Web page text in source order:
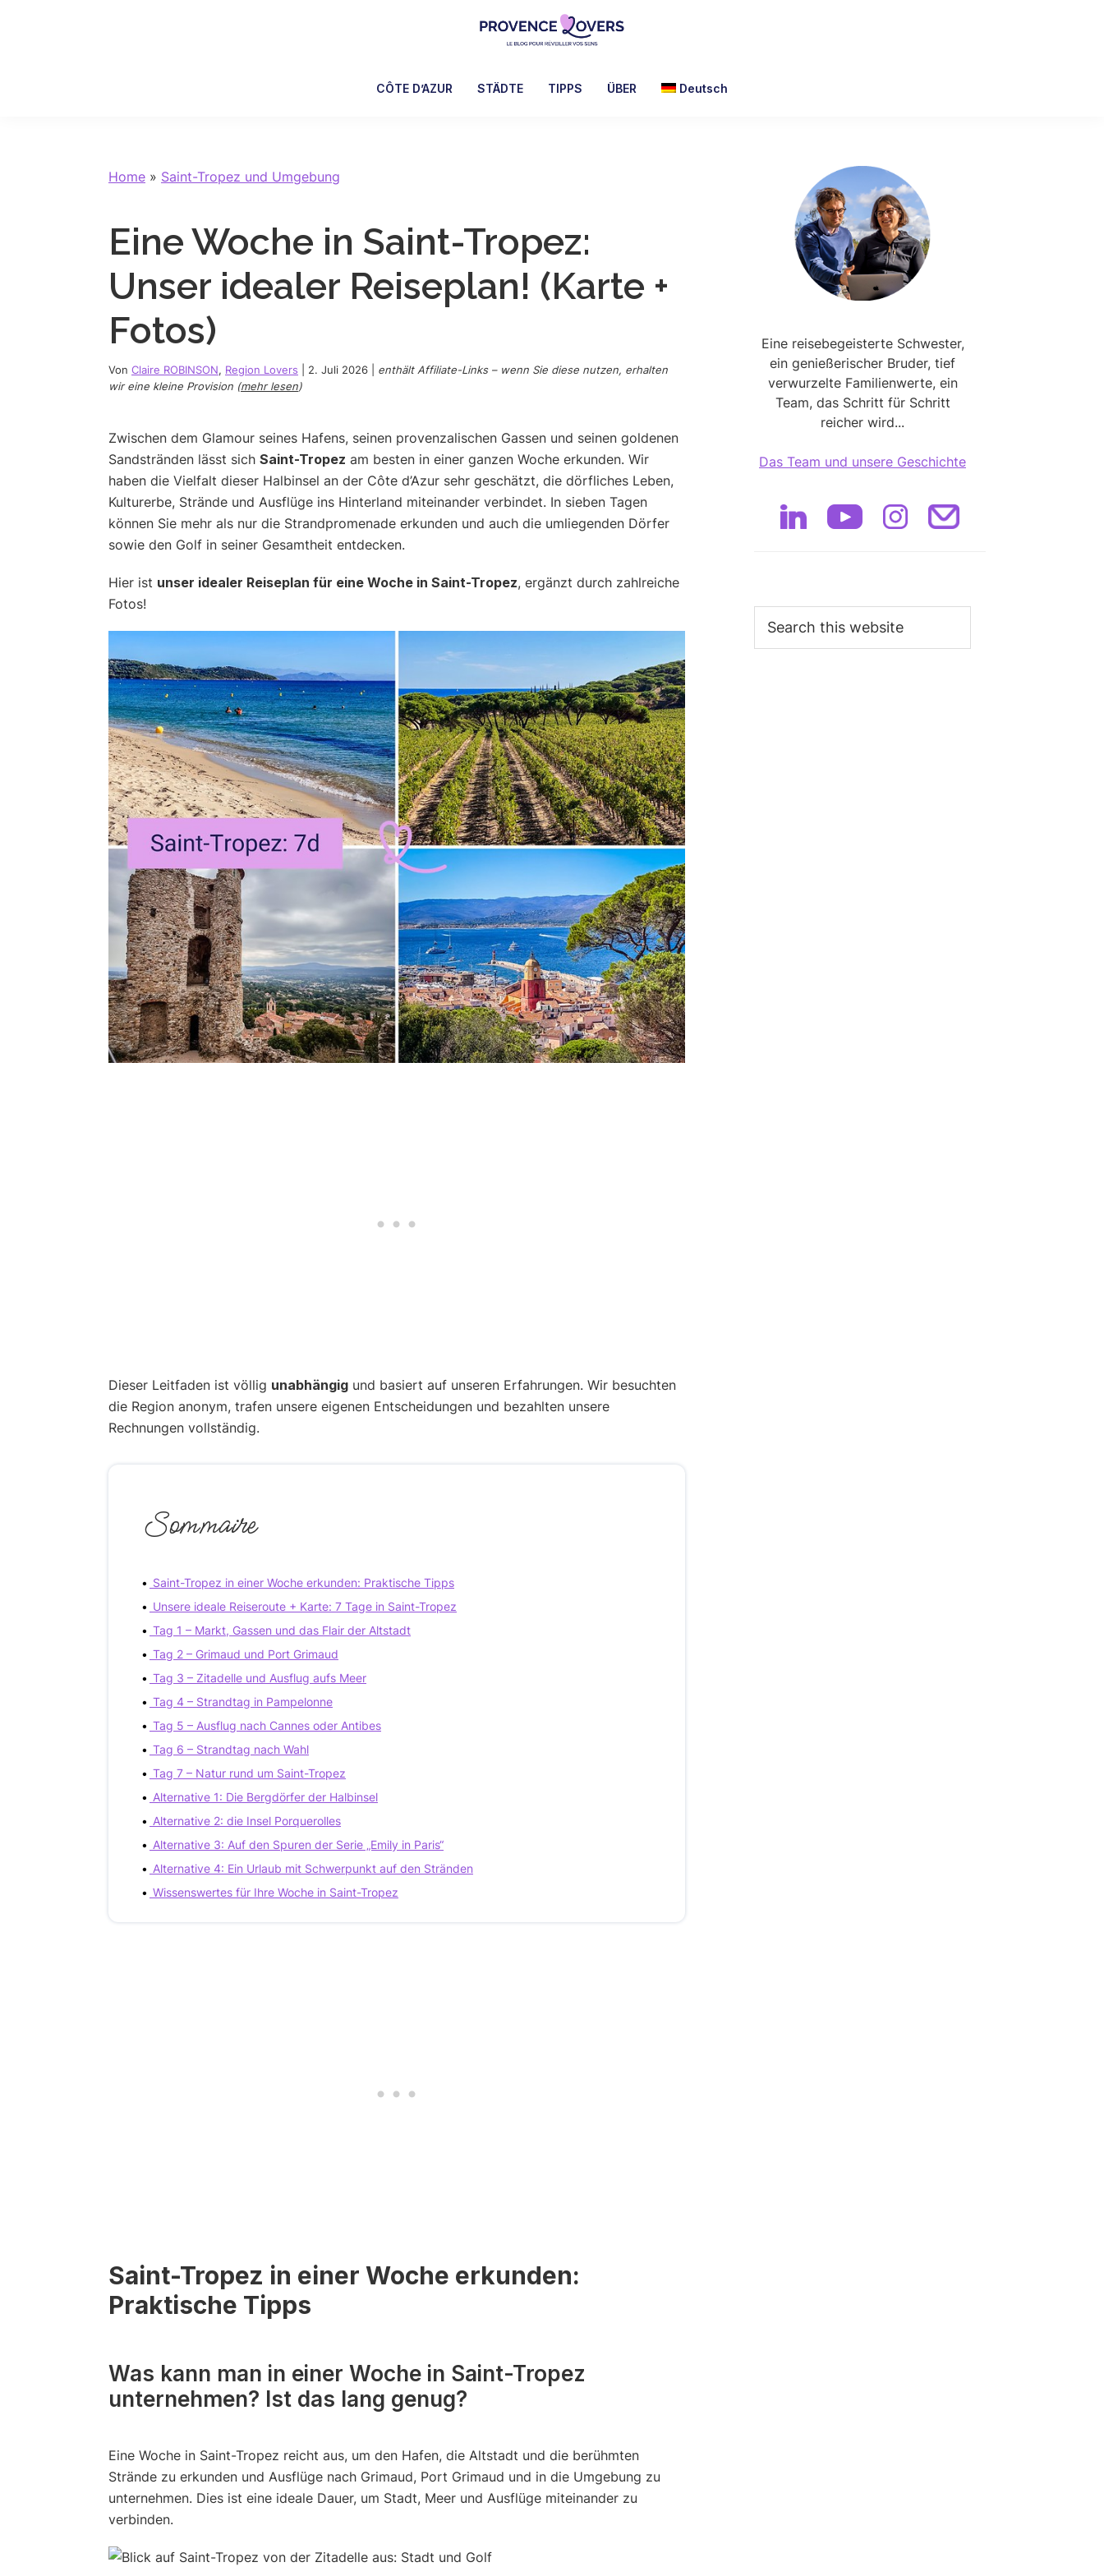
Lovers
Ihre
-
Le
blog
de
Manu
CÔTE D’AZUR STÄDTE TIPPS ÜBER Deutsch
Home » Saint-Tropez und Umgebung
Eine Woche in Saint-Tropez:
Unser idealer Reiseplan! (Karte +
Fotos)
Von Claire ROBINSON, Region Lovers 2. Juli 2026
enthält Affiliate-Links – wenn Sie diese nutzen, erhalten
wir eine kleine Provision (mehr lesen)
Zwischen dem Glamour seines Hafens, seinen provenzalischen Gassen und seinen goldenen
Sandstränden lässt sich Saint-Tropez am besten in einer ganzen Woche erkunden. Wir
haben die Vielfalt dieser Halbinsel an der Côte d’Azur sehr geschätzt, die dörfliches Leben,
Kulturerbe, Strände und Ausflüge ins Hinterland miteinander verbindet. In sieben Tagen
können Sie mehr als nur die Strandpromenade erkunden und auch die umliegenden Dörfer
sowie den Golf in seiner Gesamtheit entdecken.
Hier ist unser idealer Reiseplan für eine Woche in Saint-Tropez, ergänzt durch zahlreiche
Fotos!
Dieser Leitfaden ist völlig unabhängig und basiert auf unseren Erfahrungen. Wir besuchten
die Region anonym, trafen unsere eigenen Entscheidungen und bezahlten unsere
Rechnungen vollständig.
Sommaire
Saint-Tropez in einer Woche erkunden: Praktische Tipps
Unsere ideale Reiseroute + Karte: 7 Tage in Saint-Tropez
Tag 1 – Markt, Gassen und das Flair der Altstadt
Tag 2 – Grimaud und Port Grimaud
Tag 3 – Zitadelle und Ausflug aufs Meer
Tag 4 – Strandtag in Pampelonne
Tag 5 – Ausflug nach Cannes oder Antibes
Tag 6 – Strandtag nach Wahl
Tag 7 – Natur rund um Saint-Tropez
Alternative 1: Die Bergdörfer der Halbinsel
Alternative 2: die Insel Porquerolles
Alternative 3: Auf den Spuren der Serie „Emily in Paris“
Alternative 4: Ein Urlaub mit Schwerpunkt auf den Stränden
Wissenswertes für Ihre Woche in Saint-Tropez
Saint-Tropez in einer Woche erkunden:
Praktische Tipps
Was kann man in einer Woche in Saint-Tropez
unternehmen? Ist das lang genug?
Eine Woche in Saint-Tropez reicht aus, um den Hafen, die Altstadt und die berühmten
Strände zu erkunden und Ausflüge nach Grimaud, Port Grimaud und in die Umgebung zu
unternehmen. Dies ist eine ideale Dauer, um Stadt, Meer und Ausflüge miteinander zu
verbinden.
Primary
Sidebar
Eine reisebegeisterte Schwester,
ein genießerischer Bruder, tief
verwurzelte Familienwerte, ein
Team, das Schritt für Schritt
reicher wird...
Das Team und unsere Geschichte
this